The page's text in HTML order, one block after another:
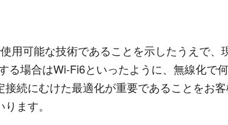
用可能な技術であることを示したうえで
る場合はWi-Fi6といったように、無線化で
続にむけた最適化が重要であることをお
ます。